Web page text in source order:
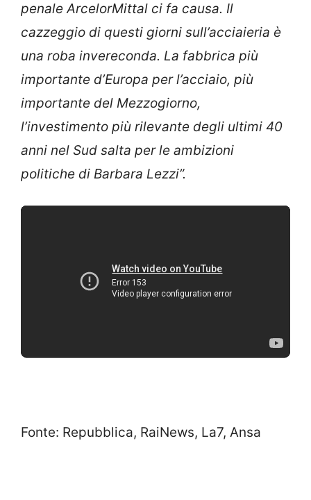
penale ArcelorMittal ci fa causa. Il
cazzeggio di questi giorni sull’acciaieria è
una roba invereconda. La fabbrica più
importante d’Europa per l’acciaio, più
importante del Mezzogiorno,
l’investimento più rilevante degli ultimi 40
anni nel Sud salta per le ambizioni
politiche di Barbara Lezzi”.
Fonte: Repubblica, RaiNews, La7, Ansa